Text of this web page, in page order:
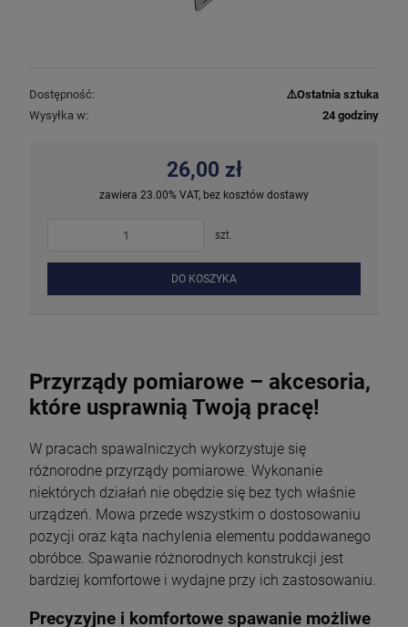
Dostępność:
⚠️Ostatnia sztuka
Wysyłka w:
24 godziny
26,00 zł
zawiera 23.00% VAT, bez kosztów dostawy
szt.
DO KOSZYKA
Przyrządy pomiarowe – akcesoria,
które usprawnią Twoją pracę!
W pracach spawalniczych wykorzystuje się
różnorodne przyrządy pomiarowe. Wykonanie
niektórych działań nie obędzie się bez tych właśnie
urządzeń. Mowa przede wszystkim o dostosowaniu
pozycji oraz kąta nachylenia elementu poddawanego
obróbce. Spawanie różnorodnych konstrukcji jest
bardziej komfortowe i wydajne przy ich zastosowaniu.
Precyzyjne i komfortowe spawanie możliwe